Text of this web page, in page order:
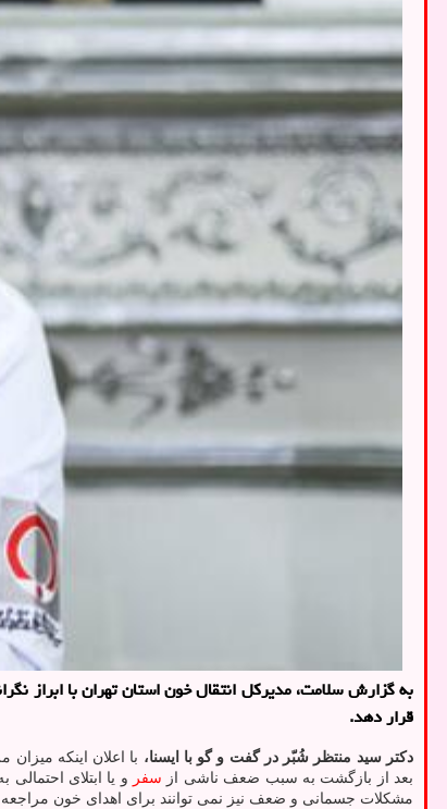
به گزارش سلامت، مدیرکل انتقال خون استان تهران با ابراز
قرار دهد.
دکتر سید منتظر شُبّر در گفت و گو با ایسنا، با اعلان اینکه
بعد از بازگشت به سبب ضعف ناشی از سفر و یا ابتلای
مشکلات جسمانی و ضعف نیز نمی توانند برای اهدای خون مراجعه